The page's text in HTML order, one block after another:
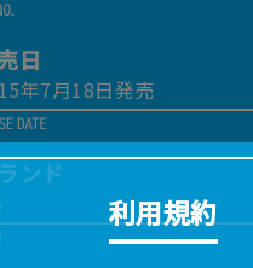
日
年7月18日発売
ンド
利用規約